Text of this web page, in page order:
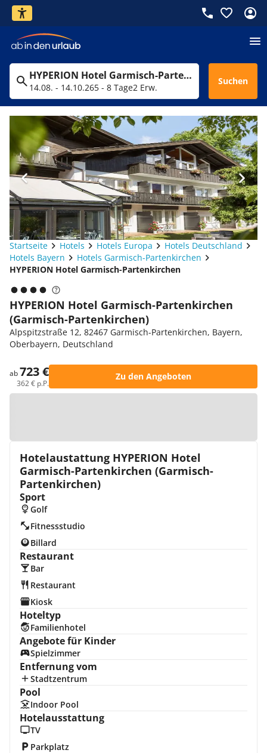
HYPERION Hotel Garmisch-Partenkirchen
14.08. - 14.10.265 - 8 Tage2 Erw.
Suchen
Startseite Hotels Hotels Europa
Hotels Deutschland
Hotels Bayern
Hotels Garmisch-Partenkirchen
HYPERION Hotel Garmisch-Partenkirchen
HYPERION Hotel Garmisch-Partenkirchen
(Garmisch-Partenkirchen)
Alpspitzstraße 12, 82467 Garmisch-Partenkirchen, Bayern,
Oberbayern, Deutschland
ab723 €
362 € p.P.
Zu den Angeboten
Hotelaustattung HYPERION Hotel
Garmisch-Partenkirchen (Garmisch-
Partenkirchen)
Sport
Golf
Fitnessstudio
Billard
Restaurant
Bar
Restaurant
Kiosk
Hoteltyp
Familienhotel
Angebote für Kinder
Spielzimmer
Entfernung vom
Stadtzentrum
Pool
Indoor Pool
Hotelausstattung
TV
Parkplatz